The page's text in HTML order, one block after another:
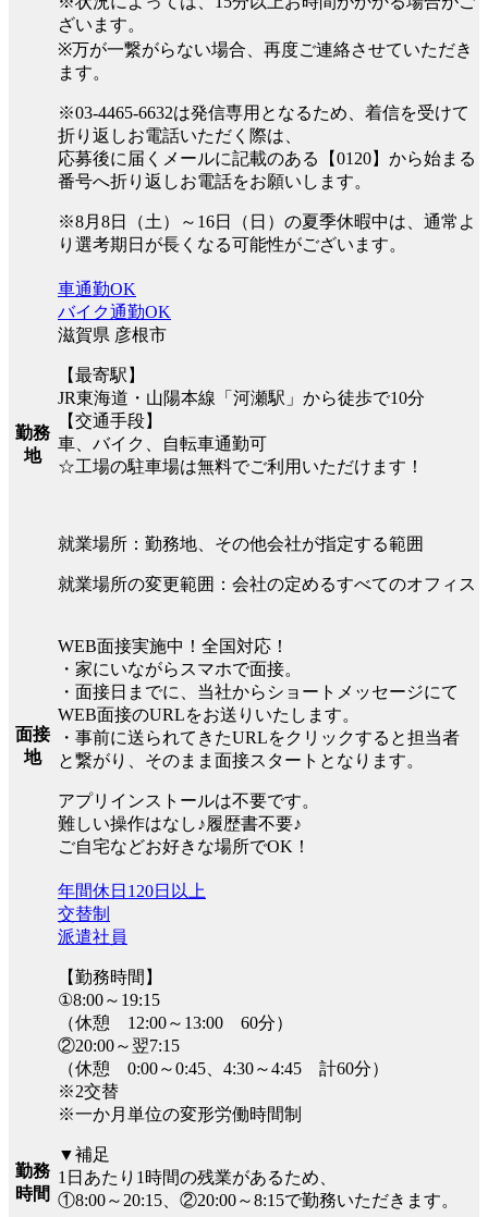
ざいます。
※万が一繋がらない場合、再度ご連絡させていただき
ます。
※03-4465-6632は発信専用となるため、着信を受けて
折り返しお電話いただく際は、
応募後に届くメールに記載のある【0120】から始まる
番号へ折り返しお電話をお願いします。
※8月8日（土）～16日（日）の夏季休暇中は、通常よ
り選考期日が長くなる可能性がございます。
勤務
地
車通勤OK
バイク通勤OK
滋賀県 彦根市
【最寄駅】
JR東海道・山陽本線「河瀬駅」から徒歩で10分
【交通手段】
車、バイク、自転車通勤可
☆工場の駐車場は無料でご利用いただけます！
就業場所：勤務地、その他会社が指定する範囲
就業場所の変更範囲：会社の定めるすべてのオフィス
面接
地
WEB面接実施中！全国対応！
・家にいながらスマホで面接。
・面接日までに、当社からショートメッセージにて
WEB面接のURLをお送りいたします。
・事前に送られてきたURLをクリックすると担当者
と繋がり、そのまま面接スタートとなります。
アプリインストールは不要です。
難しい操作はなし♪履歴書不要♪
ご自宅などお好きな場所でOK！
勤務
時間
年間休日120日以上
交替制
派遣社員
【勤務時間】
①8:00～19:15
（休憩 12:00～13:00 60分）
②20:00～翌7:15
（休憩 0:00～0:45、4:30～4:45 計60分）
※2交替
※一か月単位の変形労働時間制
▼補足
1日あたり1時間の残業があるため、
①8:00～20:15、②20:00～8:15で勤務いただきます。